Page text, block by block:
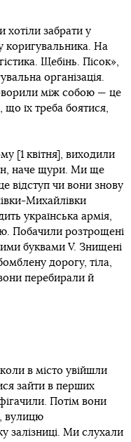
хотіли забрати у
коригувальника. На
Щебінь. Пісок»,
організація.
між собою — це
їх треба боятися,
[1 квітня], виходили
наче щури. Ми ще
відступ чи вони знову
Михайлівки
українська армія,
Побачили розтрощені
буквами V. Знищені
дорогу, тіла,
перебирали й
в місто увійшли
зайти в перших
Потім вони
вулицю
залізниці. Ми слухали